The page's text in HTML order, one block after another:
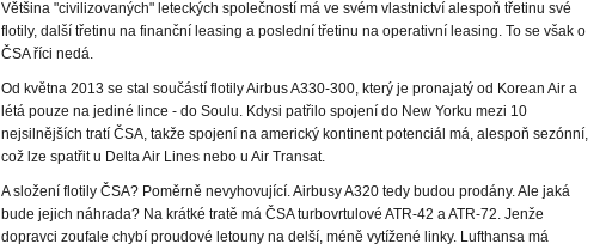
Většina "civilizovaných" leteckých společností má ve svém vlastnictví alespoň třetinu své
flotily, další třetinu na finanční leasing a poslední třetinu na operativní leasing. To se však o
ČSA říci nedá.
Od května 2013 se stal součástí flotily Airbus A330-300, který je pronajatý od Korean Air a
létá pouze na jediné lince - do Soulu. Kdysi patřilo spojení do New Yorku mezi 10
nejsilnějších tratí ČSA, takže spojení na americký kontinent potenciál má, alespoň sezónní,
což lze spatřit u Delta Air Lines nebo u Air Transat.
A složení flotily ČSA? Poměrně nevyhovující. Airbusy A320 tedy budou prodány. Ale jaká
bude jejich náhrada? Na krátké tratě má ČSA turbovrtulové ATR-42 a ATR-72. Jenže
dopravci zoufale chybí proudové letouny na delší, méně vytížené linky. Lufthansa má